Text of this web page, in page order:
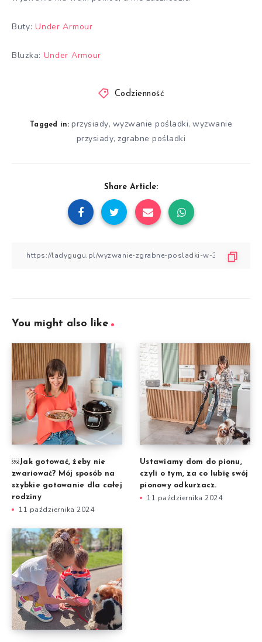
Buty:Under Armour
Bluzka: Under Armour
Codzienność
Tagged in: przysiady, wyzwanie pośladki, wyzwanie
przysiady,zgrabne pośladki
Share Article:
You might also like
￼Jak gotować, żeby nie
zwariować? Mój sposób na
szybkie gotowanie dla całej
rodziny
11 października 2024
Ustawiamy dom do pionu,
czyli o tym, za co lubię swój
pionowy odkurzacz.
11 października 2024